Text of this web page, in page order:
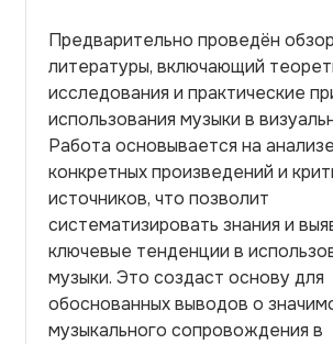
Предварительно проведён обзор
литературы, включающий
исследования и практические
использования музыки в
Работа основывается на анализе
конкретных произведений и
источников, что позволит
систематизировать знания и
ключевые тенденции в
музыки. Это создаст основу для
обоснованных выводов о
музыкального сопровождения в